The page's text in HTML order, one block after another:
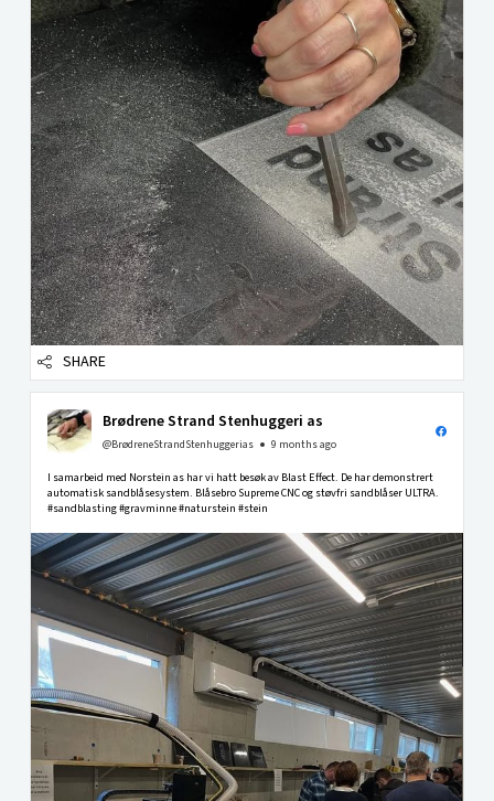
SHARE
Brødrene Strand Stenhuggeri as
@BrødreneStrandStenhuggerias 9 months ago
I samarbeid med Norstein as har vi hatt besøk av Blast Effect. De har demonstrert
automatisk sandblåsesystem. Blåsebro Supreme CNC og støvfri sandblåser ULTRA.
#sandblasting #gravminne #naturstein #stein